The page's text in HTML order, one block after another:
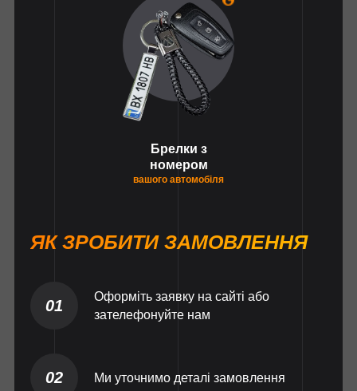
Брелки з
номером
вашого автомобіля
ЯК ЗРОБИТИ ЗАМОВЛЕННЯ
01
Оформіть заявку на сайті або
зателефонуйте нам
02 Ми уточнимо деталі замовлення